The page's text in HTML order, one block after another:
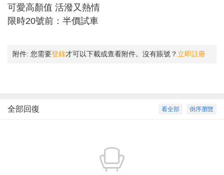
可愛高顏值 活潑又熱情
限時20號前：半價試車
附件: 您需要登錄才可以下載或查看附件。沒有賬號？ 立即註冊
倒序瀏覽
看全部
全部回復